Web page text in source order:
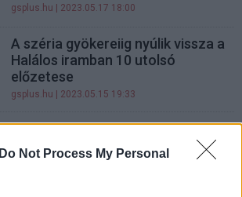
Do Not Process My Personal
gsplus.hu | 2023.05.17 18:00
A széria gyökereiig nyúlik vissza a
Halálos iramban 10 utolsó
előzetese
gsplus.hu | 2023.05.15 19:33
Vin Diesel olyat mondott a Halálos
iramban franchise-ról, ami
sokakat kiborított